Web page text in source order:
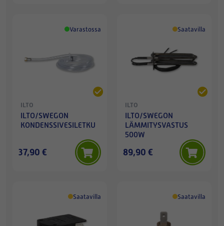
Varastossa
ILTO
ILTO/SWEGON
KONDENSSIVESILETKU
37,90 €
Saatavilla
ILTO
ILTO/SWEGON
LÄMMITYSVASTUS
500W
89,90 €
Saatavilla Saatavilla